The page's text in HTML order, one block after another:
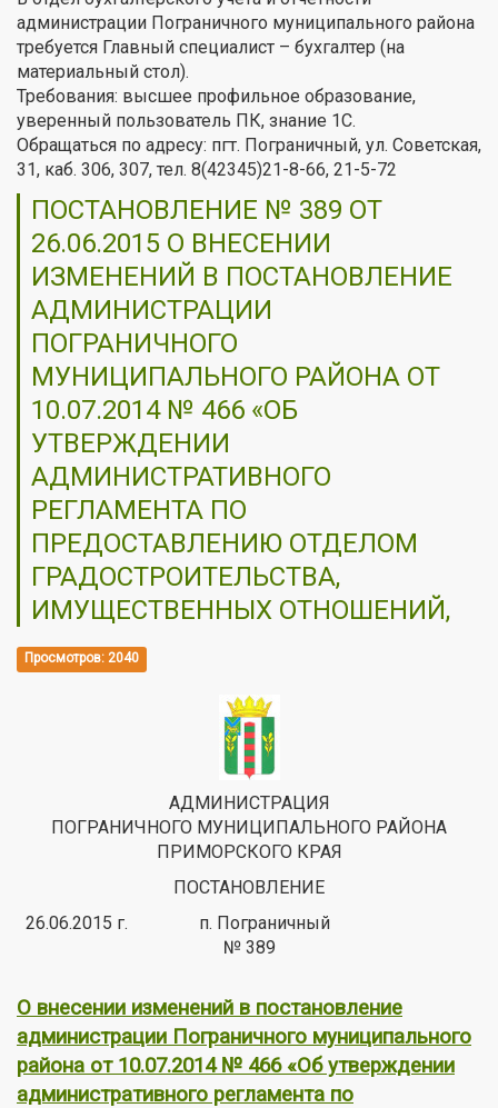
администрации Пограничного муниципального района
требуется Главный специалист – бухгалтер (на
материальный стол).
Требования: высшее профильное образование,
уверенный пользователь ПК, знание 1С.
Обращаться по адресу: пгт. Пограничный, ул. Советская,
31, каб. 306, 307, тел. 8(42345)21-8-66, 21-5-72
ПОСТАНОВЛЕНИЕ № 389 ОТ
26.06.2015 О ВНЕСЕНИИ
ИЗМЕНЕНИЙ В ПОСТАНОВЛЕНИЕ
АДМИНИСТРАЦИИ
ПОГРАНИЧНОГО
МУНИЦИПАЛЬНОГО РАЙОНА ОТ
10.07.2014 № 466 «ОБ
УТВЕРЖДЕНИИ
АДМИНИСТРАТИВНОГО
РЕГЛАМЕНТА ПО
ПРЕДОСТАВЛЕНИЮ ОТДЕЛОМ
ГРАДОСТРОИТЕЛЬСТВА,
ИМУЩЕСТВЕННЫХ ОТНОШЕНИЙ,
Просмотров: 2040
АДМИНИСТРАЦИЯ
ПОГРАНИЧНОГО МУНИЦИПАЛЬНОГО РАЙОНА
ПРИМОРСКОГО КРАЯ
ПОСТАНОВЛЕНИЕ
26.06.2015 г. п. Пограничный
№ 389
О внесении изменений в постановление
администрации Пограничного муниципального
района от 10.07.2014 № 466 «Об утверждении
административного регламента по